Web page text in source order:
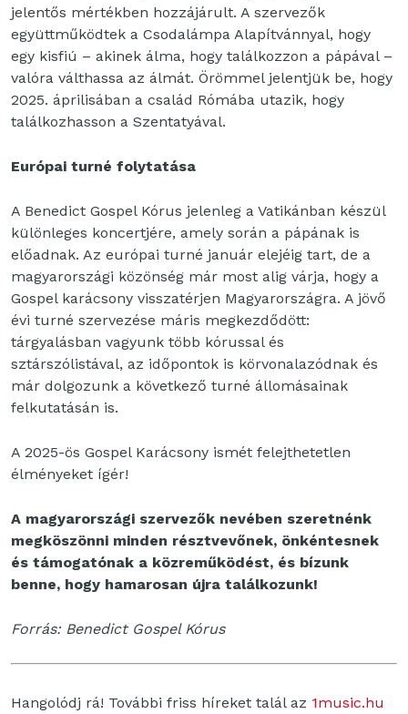
jelentős mértékben hozzájárult. A szervezők
együttműködtek a Csodalámpa Alapítvánnyal, hogy
egy kisfiú – akinek álma, hogy találkozzon a pápával –
valóra válthassa az álmát. Örömmel jelentjük be, hogy
2025. áprilisában a család Rómába utazik, hogy
találkozhasson a Szentatyával.
Európai turné folytatása
A Benedict Gospel Kórus jelenleg a Vatikánban készül
különleges koncertjére, amely során a pápának is
előadnak. Az európai turné január elejéig tart, de a
magyarországi közönség már most alig várja, hogy a
Gospel karácsony visszatérjen Magyarországra. A jövő
évi turné szervezése máris megkezdődött:
tárgyalásban vagyunk több kórussal és
sztárszólistával, az időpontok is körvonalazódnak és
már dolgozunk a következő turné állomásainak
felkutatásán is.
A 2025-ös Gospel Karácsony ismét felejthetetlen
élményeket ígér!
A magyarországi szervezők nevében szeretnénk
megköszönni minden résztvevőnek, önkéntesnek
és támogatónak a közreműködést, és bízunk
benne, hogy hamarosan újra találkozunk!
Forrás: Benedict Gospel Kórus
Hangolódj rá! További friss híreket talál az 1music.hu